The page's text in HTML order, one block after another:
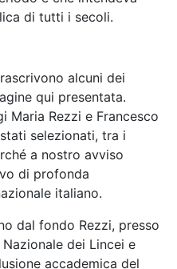
di tutti i secoli.
alcuni dei
qui presentata.
Maria Rezzi e Francesco
selezionati, tra i
a nostro avviso
di profonda
italiano.
dal fondo Rezzi, presso
dei Lincei e
accademica del